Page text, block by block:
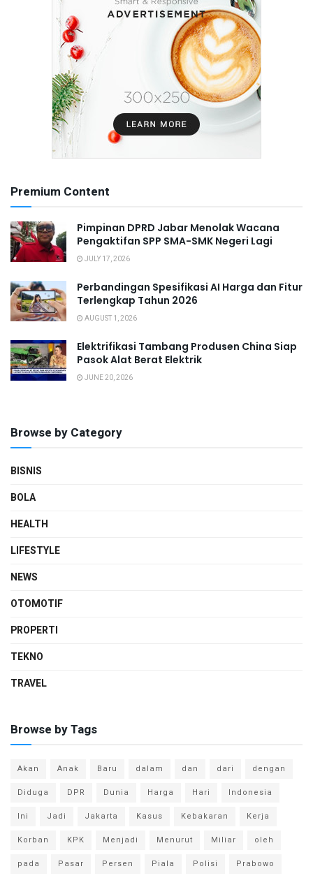
Premium Content
Pimpinan DPRD Jabar Menolak Wacana
Pengaktifan SPP SMA-SMK Negeri Lagi
JULY 17, 2026
Perbandingan Spesifikasi AI Harga dan Fitur
Terlengkap Tahun 2026
AUGUST 1, 2026
Elektrifikasi Tambang Produsen China Siap
Pasok Alat Berat Elektrik
JUNE 20, 2026
Browse by Category
BISNIS
BOLA
HEALTH
LIFESTYLE
NEWS
OTOMOTIF
PROPERTI
TEKNO
TRAVEL
Browse by Tags
Akan Anak Baru dalam dan dari
dengan
Diduga
DPR Dunia Harga Hari
Indonesia
Ini
Jadi Jakarta Kasus Kebakaran
Kerja
Korban
KPK Menjadi Menurut Miliar
oleh
pada
Pasar Persen Piala Polisi
Prabowo